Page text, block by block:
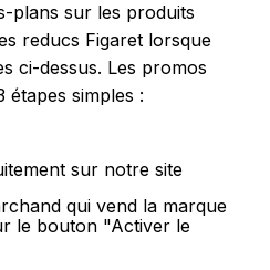
plans sur les produits
reducs Figaret lorsque
ci-dessus. Les promos
étapes simples :
sur notre site
qui vend la marque
le bouton "Activer le